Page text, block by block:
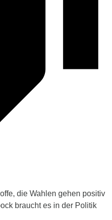
die Wahlen gehen positiv
braucht es in der Politik